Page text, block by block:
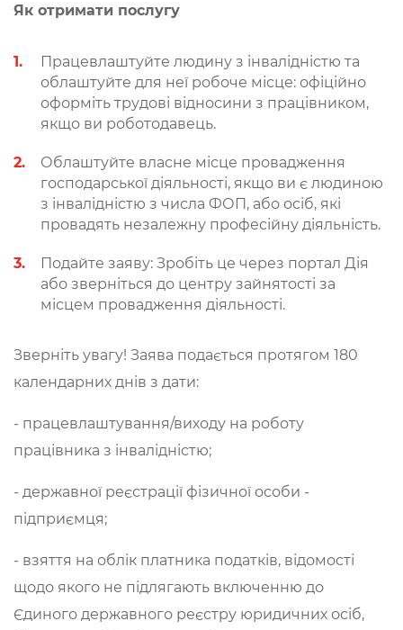
Як отримати послугу
Працевлаштуйте людину з інвалідністю та
облаштуйте для неї робоче місце: офіційно
оформіть трудові відносини з працівником,
якщо ви роботодавець.
Облаштуйте власне місце провадження
господарської діяльності, якщо ви є людиною
з інвалідністю з числа ФОП, або осіб, які
провадять незалежну професійну діяльність.
Подайте заяву: Зробіть це через портал Дія
або зверніться до центру зайнятості за
місцем провадження діяльності.
Зверніть увагу! Заява подається протягом 180
календарних днів з дати:
- працевлаштування/виходу на роботу
працівника з інвалідністю;
- державної реєстрації фізичної особи -
підприємця;
- взяття на облік платника податків, відомості
щодо якого не підлягають включенню до
Єдиного державного реєстру юридичних осіб,